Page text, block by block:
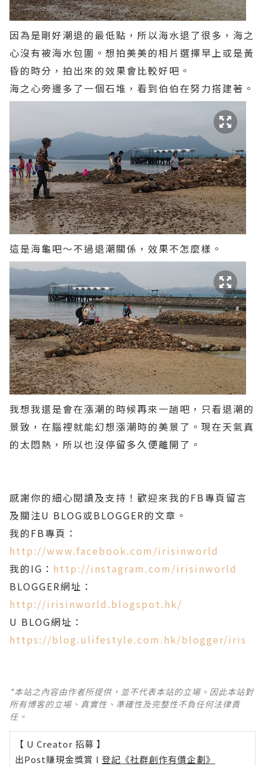
因為是剛好潮退的最低點，所以海水退了很多，海之
心沒有被海水包圍。想拍美美的相片選擇早上或是黃
昏的時分，拍出來的效果會比較好吧。
海之心旁邊多了一個石堆，看到伯伯在努力搭建著。
這是海龜吧～不過退潮關係，效果不怎麼樣。
我想我還是會在漲潮的時候再來一趟吧，只看退潮的
景致，在腦裡就能幻想漲潮時的美景了。現在天氣真
的太悶熱，所以也沒停留多久便離開了。
感謝你的細心閱讀及支持！歡迎來我的FB專頁留言
及關注U BLOG或BLOGGER的文章。
我的FB專頁：
http://www.facebook.com/irisinworld
我的IG： http://instagram.com/irisinworld
BLOGGER網址：
http://irisinworld.blogspot.hk/
U BLOG網址：
https://blog.ulifestyle.com.hk/blogger/iris
*本站之內容由作者所提供，並不代表本站的立場。因此本站對
所有博客的立場、真實性、準確性及完整性不負任何法律責
任。
【 U Creator 招募 】
出Post賺現金獎賞 l 登記《社群創作有價企劃》